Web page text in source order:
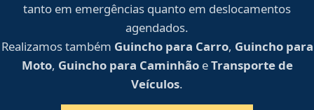
tanto em emergências quanto em deslocamentos
agendados.
Realizamos também Guincho para Carro, Guincho para
Moto, Guincho para CaminhãoeTransporte de
Veículos.